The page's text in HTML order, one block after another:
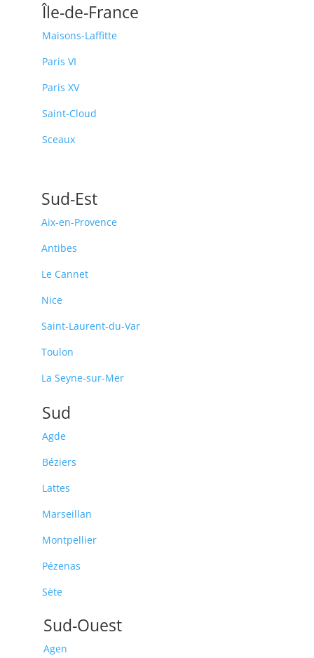
Île-de-France
Maisons-Laffitte
Paris VI
Paris XV
Saint-Cloud
Sceaux
Sud-Est
Aix-en-Provence
Antibes
Le Cannet
Nice
Saint-Laurent-du-Var
Toulon
La Seyne-sur-Mer
Sud
Agde
Béziers
Lattes
Marseillan
Montpellier
Pézenas
Sète
Sud-Ouest
Agen